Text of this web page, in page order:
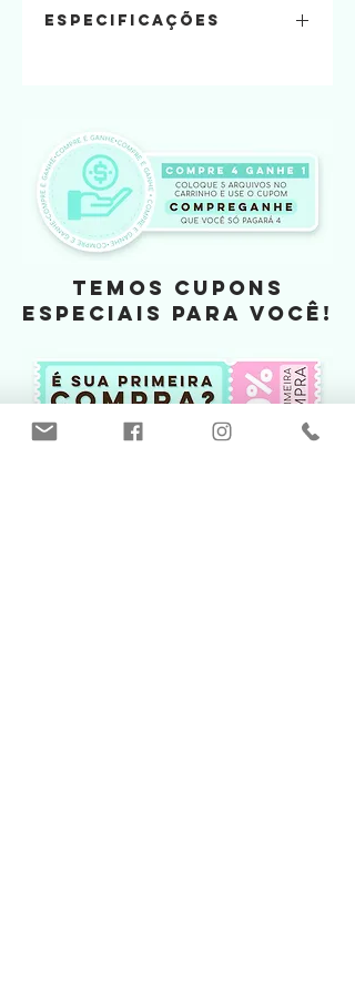
Especificações
papel offset 240
Papel parana
Tamanho
14,5 x 22,5 x 6
TEMOS CUPONS
ESPECIAIS PARA VOCÊ!